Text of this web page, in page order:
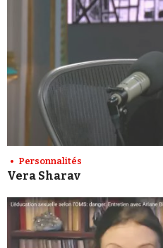
Personnalités
Vera Sharav